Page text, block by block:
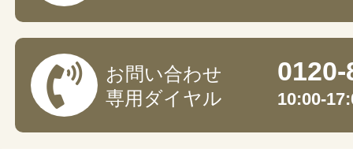
お問い合わせ
専用ダイヤル
10:00-